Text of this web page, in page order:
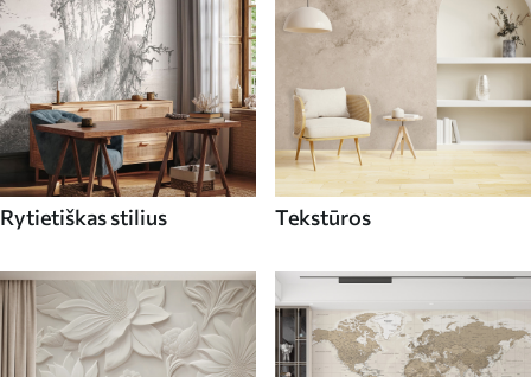
Rytietiškas stilius Tekstūros